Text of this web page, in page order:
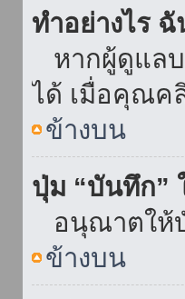
ทำอย่างไร
หากผู้ดูแลบ
ได้ เมื่อคุณค
ข้างบน
ปุ่ม “บันทึก”
อนุณาตให้บั
ข้างบน